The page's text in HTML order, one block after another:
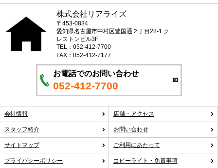
株式会社リアライズ
〒453-0834
愛知県名古屋市中村区豊国通２丁目28-1 ク
レストンビル3F
TEL：052-412-7700
FAX：052-412-7177
お電話でのお問い合わせ
052-412-7700
会社情報 店舗・アクセス
スタッフ紹介 お問い合わせ
サイトマップ ご利用にあたって
プライバシーポリシー コピーライト・免責事項